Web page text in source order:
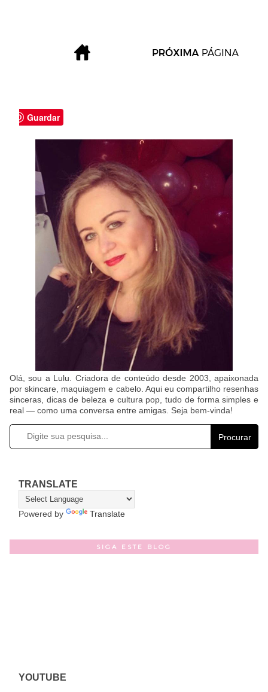
Guardar
Olá, sou a Lulu. Criadora de conteúdo desde 2003, apaixonada
por skincare, maquiagem e cabelo. Aqui eu compartilho resenhas
sinceras, dicas de beleza e cultura pop, tudo de forma simples e
real — como uma conversa entre amigas. Seja bem-vinda!
Procurar
TRANSLATE
Powered by Translate
SIGA ESTE BLOG
YOUTUBE